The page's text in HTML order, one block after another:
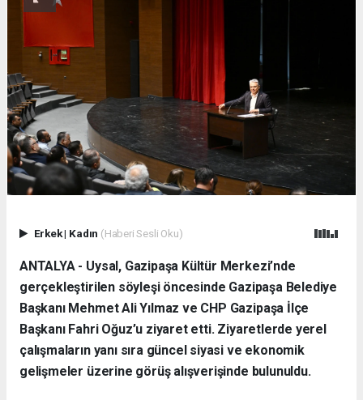
Erkek| Kadın (Haberi Sesli Oku)
ANTALYA - Uysal, Gazipaşa Kültür Merkezi’nde
gerçekleştirilen söyleşi öncesinde Gazipaşa Belediye
Başkanı Mehmet Ali Yılmaz ve CHP Gazipaşa İlçe
Başkanı Fahri Oğuz’u ziyaret etti. Ziyaretlerde yerel
çalışmaların yanı sıra güncel siyasi ve ekonomik
gelişmeler üzerine görüş alışverişinde bulunuldu.